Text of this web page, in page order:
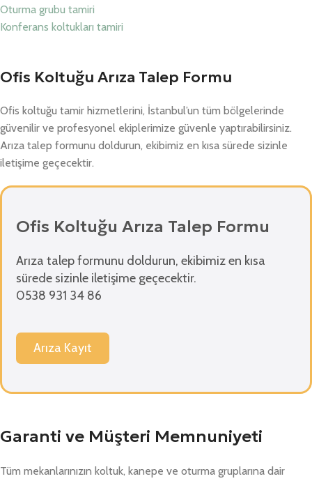
Oturma grubu tamiri
Konferans koltukları tamiri
Ofis Koltuğu Arıza Talep Formu
Ofis koltuğu tamir hizmetlerini, İstanbul’un tüm bölgelerinde
güvenilir ve profesyonel ekiplerimize güvenle yaptırabilirsiniz.
Arıza talep formunu doldurun, ekibimiz en kısa sürede sizinle
iletişime geçecektir.
Ofis Koltuğu Arıza Talep Formu
Arıza talep formunu doldurun, ekibimiz en kısa
sürede sizinle iletişime geçecektir.
0538 931 34 86
Arıza Kayıt
Garanti ve Müşteri Memnuniyeti
Tüm mekanlarınızın koltuk, kanepe ve oturma gruplarına dair